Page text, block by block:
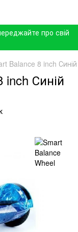
про свій
Balance 8 inch
inch Синій